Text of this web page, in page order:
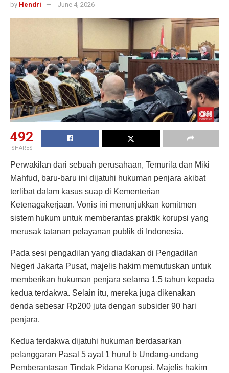
by Hendri June 4, 2026
492
SHARES
Perwakilan dari sebuah perusahaan, Temurila dan Miki
Mahfud, baru-baru ini dijatuhi hukuman penjara akibat
terlibat dalam kasus suap di Kementerian
Ketenagakerjaan. Vonis ini menunjukkan komitmen
sistem hukum untuk memberantas praktik korupsi yang
merusak tatanan pelayanan publik di Indonesia.
Pada sesi pengadilan yang diadakan di Pengadilan
Negeri Jakarta Pusat, majelis hakim memutuskan untuk
memberikan hukuman penjara selama 1,5 tahun kepada
kedua terdakwa. Selain itu, mereka juga dikenakan
denda sebesar Rp200 juta dengan subsider 90 hari
penjara.
Kedua terdakwa dijatuhi hukuman berdasarkan
pelanggaran Pasal 5 ayat 1 huruf b Undang-undang
Pemberantasan Tindak Pidana Korupsi. Majelis hakim